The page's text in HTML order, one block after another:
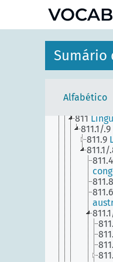
Sumário
Alfabético
ARTE.
0 CIÊNCIA
6 CIÊNCIAS
3 CIÊNCIAS
81
811
811.1/.9
811.9
811.1/
811.4
811.8
811.6